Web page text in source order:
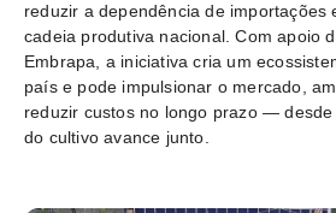
reduzir a dependência de importações
cadeia produtiva nacional. Com apoio
Embrapa, a iniciativa cria um
país e pode impulsionar o mercado,
reduzir custos no longo prazo —
do cultivo avance junto.